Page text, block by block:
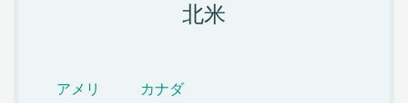
北米
アメリ
カナダ